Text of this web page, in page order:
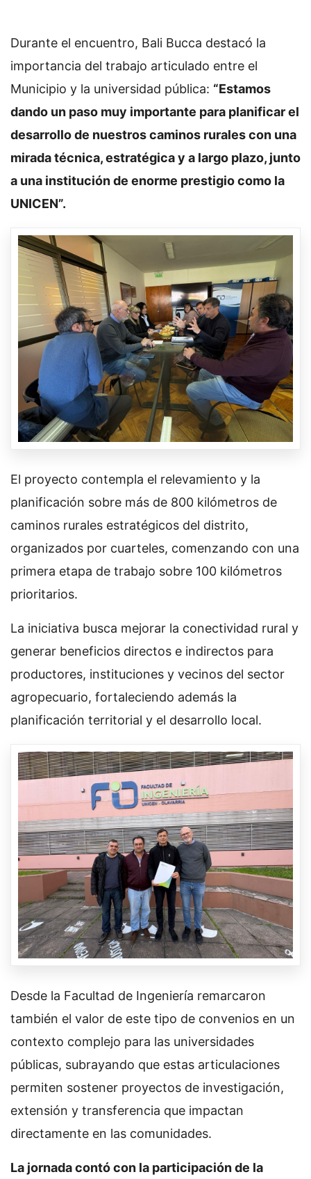
Durante el encuentro, Bali Bucca destacó la
importancia del trabajo articulado entre el
Municipio y la universidad pública: “Estamos
dando un paso muy importante para planificar el
desarrollo de nuestros caminos rurales con una
mirada técnica, estratégica y a largo plazo, junto
a una institución de enorme prestigio como la
UNICEN”.
El proyecto contempla el relevamiento y la
planificación sobre más de 800 kilómetros de
caminos rurales estratégicos del distrito,
organizados por cuarteles, comenzando con una
primera etapa de trabajo sobre 100 kilómetros
prioritarios.
La iniciativa busca mejorar la conectividad rural y
generar beneficios directos e indirectos para
productores, instituciones y vecinos del sector
agropecuario, fortaleciendo además la
planificación territorial y el desarrollo local.
Desde la Facultad de Ingeniería remarcaron
también el valor de este tipo de convenios en un
contexto complejo para las universidades
públicas, subrayando que estas articulaciones
permiten sostener proyectos de investigación,
extensión y transferencia que impactan
directamente en las comunidades.
La jornada contó con la participación de la